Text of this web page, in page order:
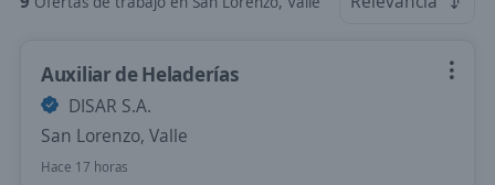
Auxiliar de Heladerías
DISAR S.A.
San Lorenzo, Valle
Hace 17 horas